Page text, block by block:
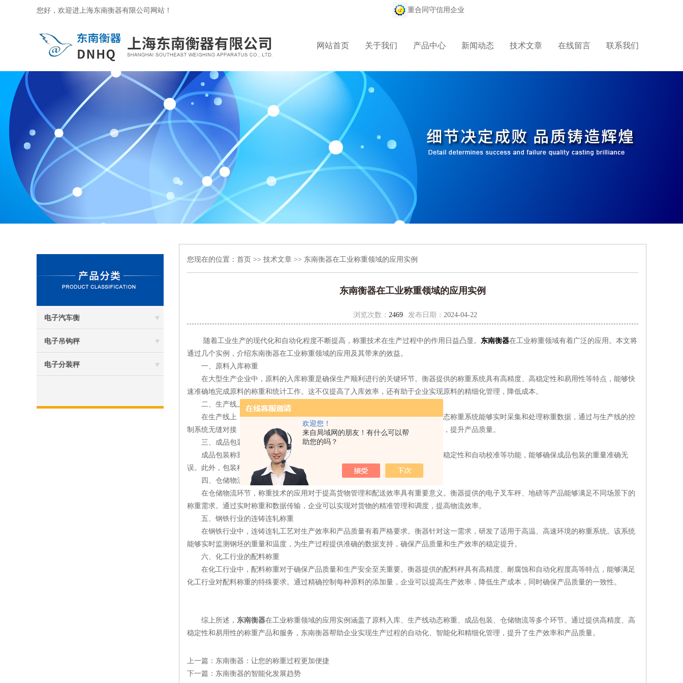
欢迎您！
来自局域网的朋友！有什么可以帮
助您的吗？
您好，欢迎进上海东南衡器有限公司网站！ 重合同守信用企业
网站首页 关于我们 产品中心 新闻动态 技术文章 在线留言 联系我们
电子汽车衡
电子吊钩秤
电子分装秤
您现在的位置： 首页 >> 技术文章 >> 东南衡器在工业称重领域的应用实例
东南衡器在工业称重领域的应用实例
浏览次数： 2469 发布日期： 2024-04-22
随着工业生产的现代化和自动化程度不断提高，称重技术在生产过程中的作用日益凸显。 东南衡器在工业称重领域有着广泛的应用。本文将
通过几个实例，介绍东南衡器在工业称重领域的应用及其带来的效益。
一、原料入库称重
在大型生产企业中，原料的入库称重是确保生产顺利进行的关键环节。衡器提供的称重系统具有高精度、高稳定性和易用性等特点，能够快
速准确地完成原料的称重和统计工作。这不仅提高了入库效率，还有助于企业实现原料的精细化管理，降低成本。
二、生产线上的动态称重
在生产线上，动态称重技术可以实现对物料的实时监测和控制。衡器研发的动态称重系统能够实时采集和处理称重数据，通过与生产线的控
制系统无缝对接，实现对物料流量的精确控制。这有助于提高生产效率，减少浪费，提升产品质量。
三、成品包装称重
成品包装称重是确保产品质量的重要环节。衡器提供的包装秤具有高精度、高稳定性和自动校准等功能，能够确保成品包装的重量准确无
误。此外，包装秤还具有数据存储和打印功能，方便企业对成品进行追溯和管理。
四、仓储物流称重
在仓储物流环节，称重技术的应用对于提高货物管理和配送效率具有重要意义。衡器提供的电子叉车秤、地磅等产品能够满足不同场景下的
称重需求。通过实时称重和数据传输，企业可以实现对货物的精准管理和调度，提高物流效率。
五、钢铁行业的连铸连轧称重
在钢铁行业中，连铸连轧工艺对生产效率和产品质量有着严格要求。衡器针对这一需求，研发了适用于高温、高速环境的称重系统。该系统
能够实时监测钢坯的重量和温度，为生产过程提供准确的数据支持，确保产品质量和生产效率的稳定提升。
六、化工行业的配料称重
在化工行业中，配料称重对于确保产品质量和生产安全至关重要。衡器提供的配料秤具有高精度、耐腐蚀和自动化程度高等特点，能够满足
化工行业对配料称重的特殊要求。通过精确控制每种原料的添加量，企业可以提高生产效率，降低生产成本，同时确保产品质量的一致性。
综上所述， 东南衡器在工业称重领域的应用实例涵盖了原料入库、生产线动态称重、成品包装、仓储物流等多个环节。通过提供高精度、高
稳定性和易用性的称重产品和服务，东南衡器帮助企业实现生产过程的自动化、智能化和精细化管理，提升了生产效率和产品质量。
上一篇： 东南衡器：让您的称重过程更加便捷
下一篇： 东南衡器的智能化发展趋势